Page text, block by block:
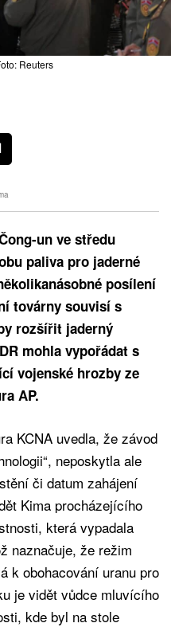
Reuters
un ve středu
paliva pro jaderné
posílení
továrny souvisí s
rozšířit jaderný
mohla vypořádat s
vojenské hrozby ze
AP.
KCNA uvedla, že závod
neposkytla ale
či datum zahájení
Kima procházejícího
která vypadala
naznačuje, že režim
k obohacování uranu pro
je vidět vůdce mluvícího
kde byl na stole